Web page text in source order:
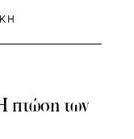
πτώση των